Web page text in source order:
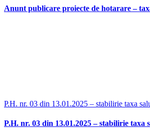
Anunt publicare proiecte de hotarare –
P.H. nr. 03 din 13.01.2025 – stabilirie taxa
P.H. nr. 03 din 13.01.2025 – stabilirie taxa